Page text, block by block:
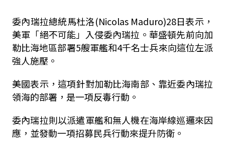
委內瑞拉總統馬杜洛(Nicolas Maduro)28日表示，
美軍「絕不可能」入侵委內瑞拉。華盛頓先前向加
勒比海地區部署5艘軍艦和4千名士兵來向這位左派
強人施壓。
美國表示，這項針對加勒比海南部、靠近委內瑞拉
領海的部署，是一項反毒行動。
委內瑞拉則以派遣軍艦和無人機在海岸線巡邏來因
應，並發動一項招募民兵行動來提升防衛。